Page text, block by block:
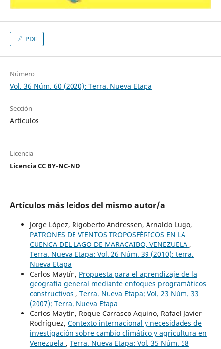
PDF
Número
Vol. 36 Núm. 60 (2020): Terra. Nueva Etapa
Sección
Artículos
Licencia
Licencia CC BY-NC-ND
Artículos más leídos del mismo autor/a
Jorge López, Rigoberto Andressen, Arnaldo Lugo,
PATRONES DE VIENTOS TROPOSFÉRICOS EN LA
CUENCA DEL LAGO DE MARACAIBO, VENEZUELA ,
Terra. Nueva Etapa: Vol. 26 Núm. 39 (2010): terra.
Nueva Etapa
Carlos Maytín, Propuesta para el aprendizaje de la
geografía general mediante enfoques programáticos
constructivos , Terra. Nueva Etapa: Vol. 23 Núm. 33
(2007): Terra. Nueva Etapa
Carlos Maytín, Roque Carrasco Aquino, Rafael Javier
Rodríguez, Contexto internacional y necesidades de
investigación sobre cambio climático y agricultura en
Venezuela , Terra. Nueva Etapa: Vol. 35 Núm. 58